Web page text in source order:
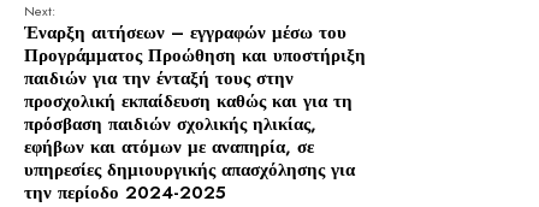
Next:
Έναρξη αιτήσεων – εγγραφών μέσω του
Προγράμματος Προώθηση και υποστήριξη
παιδιών για την ένταξή τους στην
προσχολική εκπαίδευση καθώς και για τη
πρόσβαση παιδιών σχολικής ηλικίας,
εφήβων και ατόμων με αναπηρία, σε
υπηρεσίες δημιουργικής απασχόλησης για
την περίοδο 2024-2025